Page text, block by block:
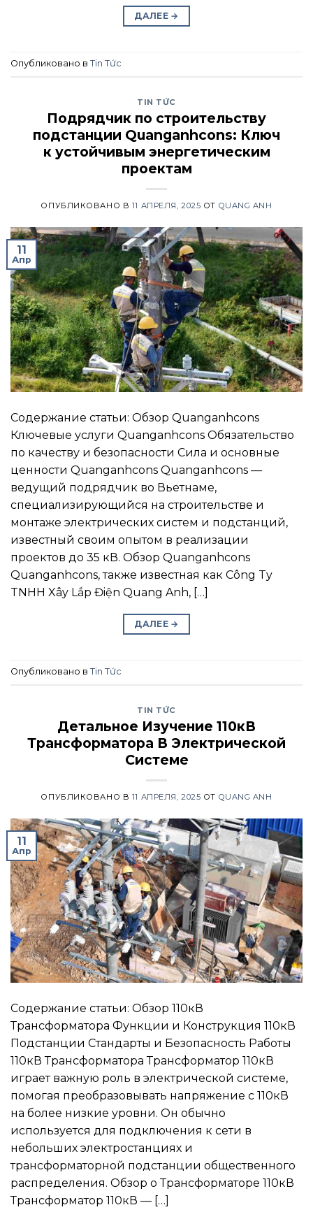
ДАЛЕЕ →
Опубликовано в Tin Tức
TIN TỨC
Подрядчик по строительству
подстанции Quanganhcons: Ключ
к устойчивым энергетическим
проектам
ОПУБЛИКОВАНО В 11 АПРЕЛЯ, 2025 ОТ QUANG ANH
11
Апр
Содержание статьи: Обзор Quanganhcons
Ключевые услуги Quanganhcons Обязательство
по качеству и безопасности Сила и основные
ценности Quanganhcons Quanganhcons —
ведущий подрядчик во Вьетнаме,
специализирующийся на строительстве и
монтаже электрических систем и подстанций,
известный своим опытом в реализации
проектов до 35 кВ. Обзор Quanganhcons
Quanganhcons, также известная как Công Ty
TNHH Xây Lắp Điện Quang Anh, […]
ДАЛЕЕ →
Опубликовано в Tin Tức
TIN TỨC
Детальное Изучение 110кВ
Трансформатора В Электрической
Системе
ОПУБЛИКОВАНО В 11 АПРЕЛЯ, 2025 ОТ QUANG ANH
11
Апр
Содержание статьи: Обзор 110кВ
Трансформатора Функции и Конструкция 110кВ
Подстанции Стандарты и Безопасность Работы
110кВ Трансформатора Трансформатор 110кВ
играет важную роль в электрической системе,
помогая преобразовывать напряжение с 110кВ
на более низкие уровни. Он обычно
используется для подключения к сети в
небольших электростанциях и
трансформаторной подстанции общественного
распределения. Обзор о Трансформаторе 110кВ
Трансформатор 110кВ — […]